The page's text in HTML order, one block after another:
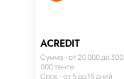
ACREDIT
Сумма - от 20 000 до 300
000 тенге
Срок - от 5 до 15 дней